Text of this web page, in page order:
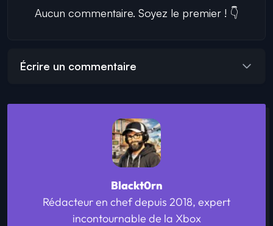
Aucun commentaire. Soyez le premier ! 👇
Écrire un commentaire
Blackt0rn
Rédacteur en chef depuis 2018, expert
incontournable de la Xbox